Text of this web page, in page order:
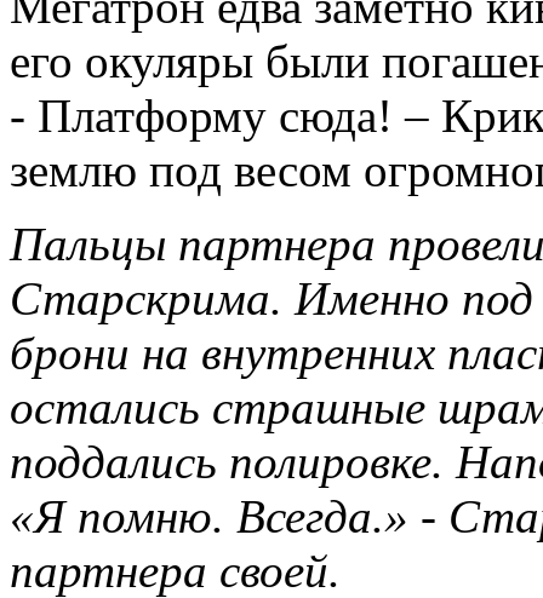
его окуляры были
- Платформу сюда! –
землю под весом
Пальцы партнера
Старскрима. Именно
брони на внутренних
остались страшные
поддались полировке.
«Я помню. Всегда.» -
партнера своей.